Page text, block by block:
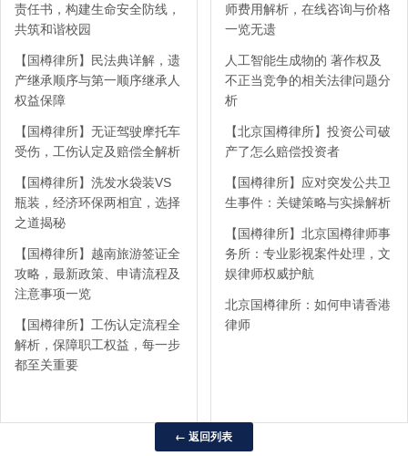
责任书，构建生命安全防线，
共筑和谐校园
【国樽律所】民法典详解，遗
产继承顺序与第一顺序继承人
权益保障
【国樽律所】无证驾驶摩托车
受伤，工伤认定及赔偿全解析
【国樽律所】洗发水袋装VS
瓶装，经济环保两相宜，选择
之道揭秘
【国樽律所】越南旅游签证全
攻略，最新政策、申请流程及
注意事项一览
【国樽律所】工伤认定流程全
解析，保障职工权益，每一步
都至关重要
师费用解析，在线咨询与价格
一览无遗
人工智能生成物的 著作权及
不正当竞争的相关法律问题分
析
【北京国樽律所】投资公司破
产了怎么赔偿投资者
【国樽律所】应对突发公共卫
生事件：关键策略与实操解析
【国樽律所】北京国樽律师事
务所：专业影视案件处理，文
娱律师权威护航
北京国樽律所：如何申请香港
律师
← 返回列表